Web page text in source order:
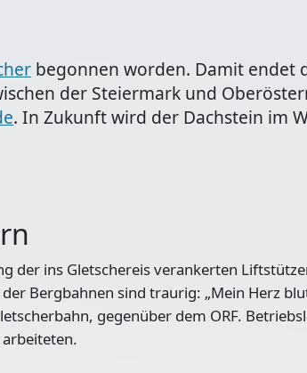
begonnen worden. Damit endet
der Steiermark und
. In Zukunft wird der Dachstein im
der ins Gletschereis verankerten
Bergbahnen sind traurig: „Mein Herz
gegenüber dem ORF.